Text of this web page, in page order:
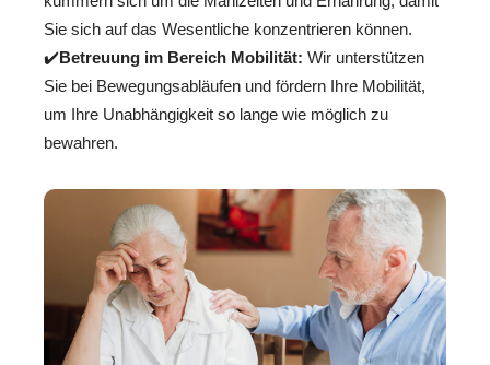
Sie sich auf das Wesentliche konzentrieren können.
✔️Betreuung im Bereich Mobilität: Wir unterstützen
Sie bei Bewegungsabläufen und fördern Ihre Mobilität,
um Ihre Unabhängigkeit so lange wie möglich zu
bewahren.